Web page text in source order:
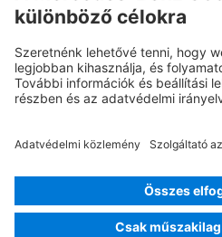
Rescue Card SZGK Verzió 07/
© 2026